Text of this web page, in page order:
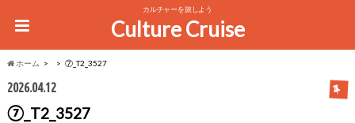
カルチャーを旅しよう
Culture Cruise
ホーム ⑦_T2_3527
2026.04.12
⑦_T2_3527